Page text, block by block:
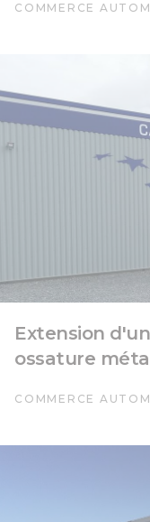
COMMERCE
Extension
ossature
COMMERCE